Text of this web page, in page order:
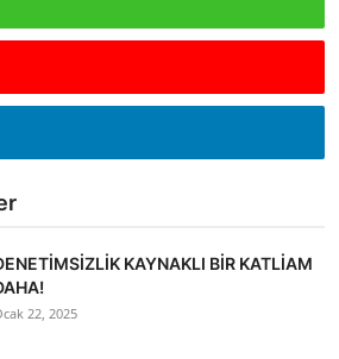
KAYNAKLI BİR KATLİAM
22, 2025